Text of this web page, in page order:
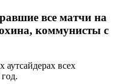
все матчи на
коммунисты с
аутсайдерах всех